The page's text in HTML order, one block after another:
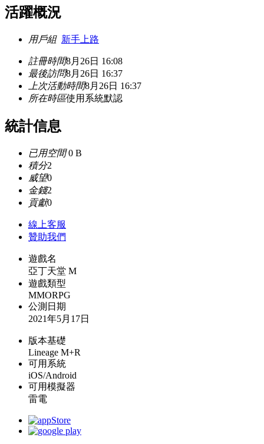
活躍概況
用戶組 新手上路
註冊時間8月26日 16:08
最後訪問8月26日 16:37
上次活動時間8月26日 16:37
所在時區使用系統默認
統計信息
已用空間0 B
積分2
威望0
金錢2
貢獻0
線上客服
贊助我們
遊戲名
亞丁天堂 M
遊戲類型
MMORPG
公測日期
2021年5月17日
版本基礎
Lineage M+R
可用系統
iOS/Android
可用模擬器
雷電